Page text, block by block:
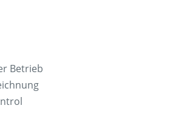
Betrieb